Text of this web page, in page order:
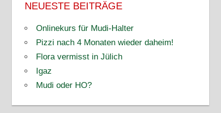
NEUESTE BEITRÄGE
Onlinekurs für Mudi-Halter
Pizzi nach 4 Monaten wieder daheim!
Flora vermisst in Jülich
Igaz
Mudi oder HO?